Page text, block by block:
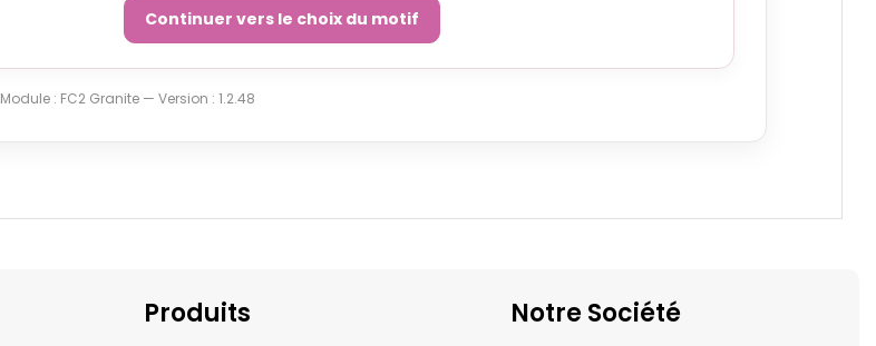
Continuer vers le choix du motif
Module : FC2 Granite — Version : 1.2.48
Produits Notre Société